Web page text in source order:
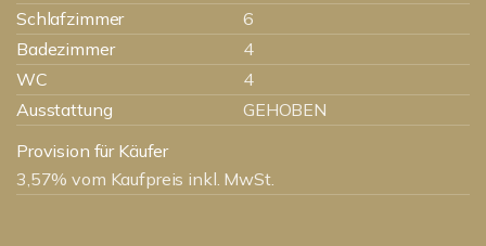
Schlafzimmer
6
Badezimmer
4
WC
4
Ausstattung
GEHOBEN
Provision für Käufer
3,57% vom Kaufpreis inkl. MwSt.